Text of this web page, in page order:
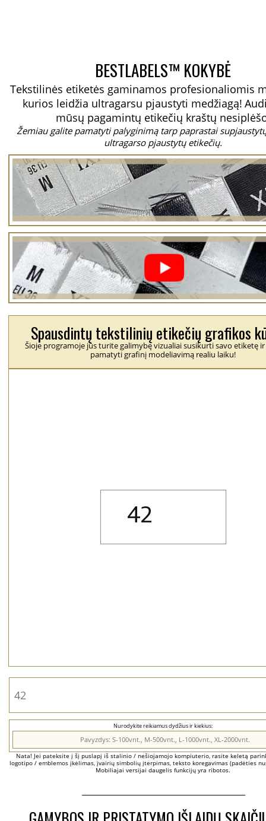
BESTLABELS™ KOKYBĖ
Tekstilinės etiketės gaminamos profesionaliomis
kurios leidžia ultragarsu pjaustyti medžiagą!
mūsų pagamintų etikečių kraštų
Žemiau galite pamatyti palyginimą tarp paprastai
ultragarso pjaustytų etikečių.
Spausdintų tekstilinių etikečių grafikos
Šioje programoje jūs turite galimybę vizualiai susikurti savo etiketę
pamatyti grafinį modeliavimą realiu laiku!
Nurodykite reikiamus dydžius ir kiekius:
Nata! Jei pateksite į šį puslapį iš stalinio / nešiojamojo kompiuterio, rasite keletą
logotipo / emblemos įkėlimas, įvairių simbolių įterpimas, teksto koregavimas (padėties
Mobiliajai versijai daugelis funkcijų yra ribotos.